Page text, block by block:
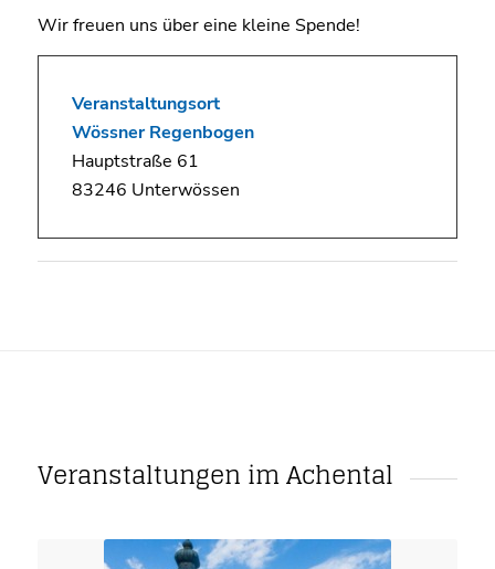
Wir freuen uns über eine kleine Spende!
Veranstaltungsort
Wössner Regenbogen
Hauptstraße 61
83246 Unterwössen
Veranstaltungen im Achental